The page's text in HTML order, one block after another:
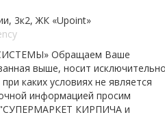
3к2, ЖК «Upoint»
Обращаем Ваше
выше, носит
каких условиях не является
информацией просим
КИРПИЧА и